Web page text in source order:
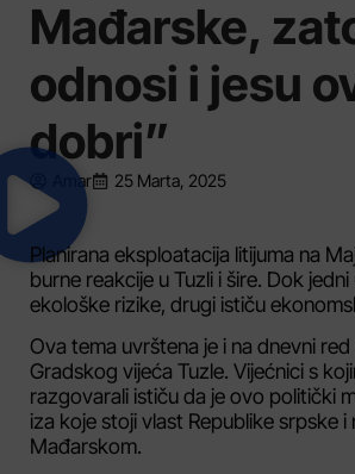
Mađarske,
odnosi i jesu
dobri”
Amar 25 Marta, 2025
Planirana eksploatacija litijuma na
burne reakcije u Tuzli i šire. Dok
ekološke rizike, drugi ističu
Ova tema uvrštena je i na dnevni
Gradskog vijeća Tuzle. Vijećnici s
razgovarali ističu da je ovo politički
iza koje stoji vlast Republike srpske i
Mađarskom.